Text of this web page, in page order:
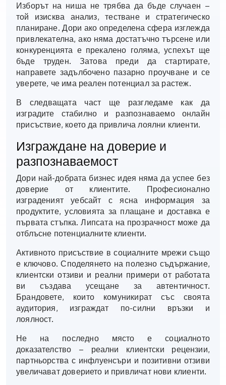
Изборът на ниша не трябва да бъде случаен –
той изисква анализ, тестване и стратегическо
планиране. Дори ако определена сфера изглежда
привлекателна, ако няма достатъчно търсене или
конкуренцията е прекалено голяма, успехът ще
бъде труден. Затова преди да стартирате,
направете задълбочено пазарно проучване и се
уверете, че има реален потенциал за растеж.
В следващата част ще разгледаме как да
изградите стабилно и разпознаваемо онлайн
присъствие, което да привлича лоялни клиенти.
Изграждане на доверие и
разпознаваемост
Дори най-добрата бизнес идея няма да успее без
доверие от клиентите. Професионално
изграденият уебсайт с ясна информация за
продуктите, условията за плащане и доставка е
първата стъпка. Липсата на прозрачност може да
отблъсне потенциалните клиенти.
Активното присъствие в социалните мрежи също
е ключово. Споделянето на полезно съдържание,
клиентски отзиви и реални примери от работата
ви създава усещане за автентичност.
Брандовете, които комуникират със своята
аудитория, изграждат по-силни връзки и
лоялност.
Не на последно място е социалното
доказателство – реални клиентски рецензии,
партньорства с инфлуенсъри и позитивни отзиви
увеличават доверието и привличат нови клиенти.